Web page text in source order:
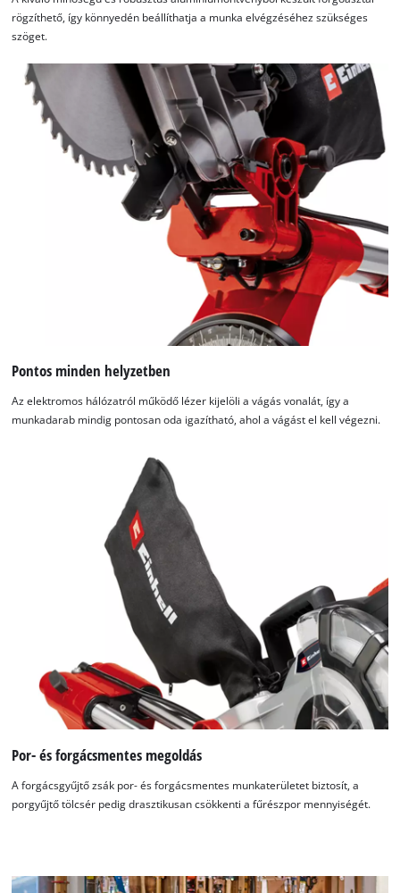
A Google Maps szolgáltatás betöltéséhez
szükségünk van az Ön jóváhagyására!
This content is not permitted to load due
to trackers that are not disclosed to the
visitor. The website owner needs to setup
the site with their CMP to add this content
to the list of technologies used.
Powered byUsercentrics Consent
Management Platform
rögzíthető, így könnyedén beállíthatja a munka elvégzéséhez szükséges
szöget.
Pontos minden helyzetben
Az elektromos hálózatról működő lézer kijelöli a vágás vonalát, így a
munkadarab mindig pontosan oda igazítható, ahol a vágást el kell végezni.
Por- és forgácsmentes megoldás
A forgácsgyűjtő zsák por- és forgácsmentes munkaterületet biztosít, a
porgyűjtő tölcsér pedig drasztikusan csökkenti a fűrészpor mennyiségét.